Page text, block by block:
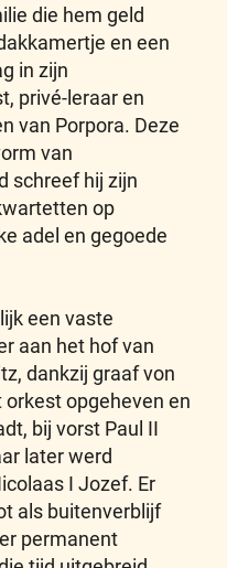
die hem geld
en een
in zijn
privé-leraar en
van Porpora. Deze
van
schreef hij zijn
op
adel en gegoede
een vaste
aan het hof van
dankzij graaf von
opgeheven en
bij vorst Paul II
later werd
I Jozef. Er
als buitenverblijf
permanent